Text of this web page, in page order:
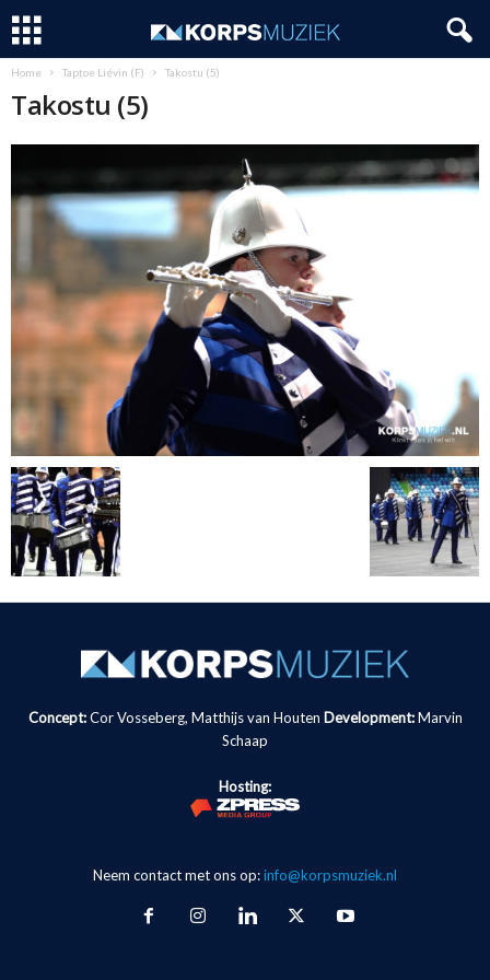
Home Taptoe Liévin (F) Takostu (5)
Takostu (5)
Concept:Cor Vosseberg, Matthijs van Houten Development: Marvin
Schaap
Hosting:
Neem contact met ons op:info@korpsmuziek.nl